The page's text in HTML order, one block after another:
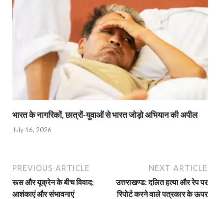
भारत के नागरिकों, छात्रों-युवाओं से भारत जोड़ो अभियान की अपील
July 16, 2026
PREVIOUS ARTICLE
रूस और यूक्रेन के बीच विवाद:
आशंकाएं और संभावनाएं
NEXT ARTICLE
उत्तराखण्ड: दलित हत्या और रेप पर
रिपोर्ट करने वाले पत्रकार के ऊपर